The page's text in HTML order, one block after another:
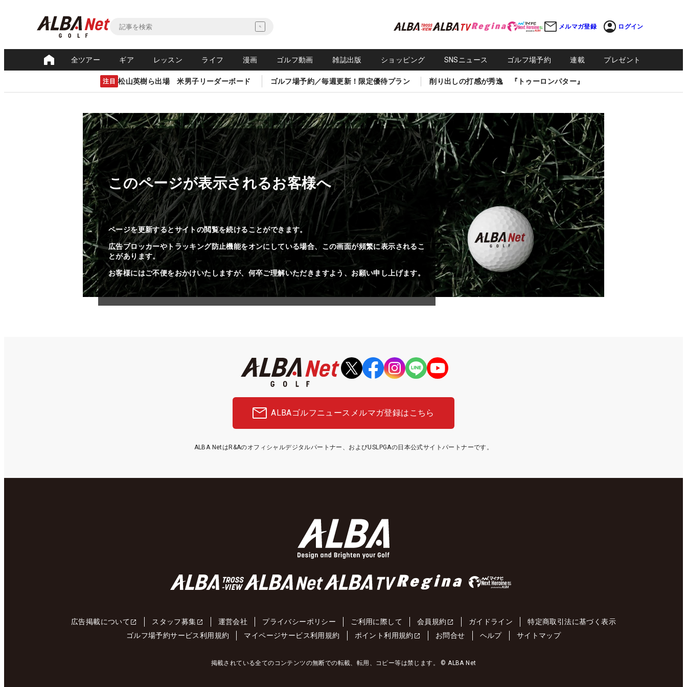
メルマガ登録 ログイン
全ツアー ギア レッスン ライフ 漫画 ゴルフ動画 雑誌出版 ショッピング SNSニュース ゴルフ場予約 連載 プレゼント
注目 松山英樹ら出場 米男子リーダーボード ゴルフ場予約／毎週更新！限定優待プラン 削り出しの打感が秀逸 『トゥーロンパター』
このページが表示されるお客様へ
ページを更新するとサイトの閲覧を続けることができます。
広告ブロッカーやトラッキング防止機能をオンにしている場合、この画面が頻繁に表示されるこ
とがあります。
お客様にはご不便をおかけいたしますが、何卒ご理解いただきますよう、お願い申し上げます。
ALBAゴルフニュース メルマガ登録はこちら
ALBA NetはR&Aのオフィシャルデジタルパートナー、およびUSLPGAの日本公式サイトパートナーです。
広告掲載について スタッフ募集 運営会社 プライバシーポリシー ご利用に際して 会員規約 ガイドライン
特定商取引法に基づく表示
ゴルフ場予約サービス利用規約
マイページサービス利用規約 ポイント利用規約 お問合せ ヘルプ サイトマップ
掲載されている全てのコンテンツの無断での転載、転用、コピー等は禁じます。 © ALBA Net